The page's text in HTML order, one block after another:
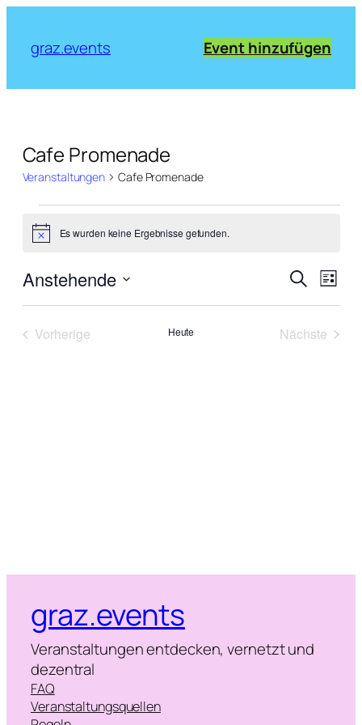
graz.events Event hinzufügen
Cafe Promenade
Veranstaltungen Cafe Promenade
Veranstaltungen
Notice Es wurden keine Ergebnisse gefunden.
Suche
und
SucheListe
Anstehende
Datum
Vorherige
Heute
Nächste
graz.events
Veranstaltungen entdecken, vernetzt und
dezentral
FAQ
Veranstaltungsquellen